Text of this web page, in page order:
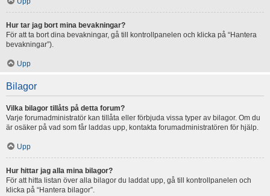
Hur tar jag bort mina bevakningar?
För att ta bort dina bevakningar, gå till kontrollpanelen och klicka på “Hantera
bevakningar”).
Upp
Bilagor
Vilka bilagor tillåts på detta forum?
Varje forumadministratör kan tillåta eller förbjuda vissa typer av bilagor. Om du
är osäker på vad som får laddas upp, kontakta forumadministratören för hjälp.
Upp
Hur hittar jag alla mina bilagor?
För att hitta listan över alla bilagor du laddat upp, gå till kontrollpanelen och
klicka på “Hantera bilagor”.